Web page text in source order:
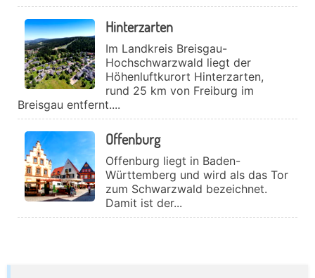
Hinterzarten
Im Landkreis Breisgau-
Hochschwarzwald liegt der
Höhenluftkurort Hinterzarten,
rund 25 km von Freiburg im
Breisgau entfernt....
Offenburg
Offenburg liegt in Baden-
Württemberg und wird als das Tor
zum Schwarzwald bezeichnet.
Damit ist der...